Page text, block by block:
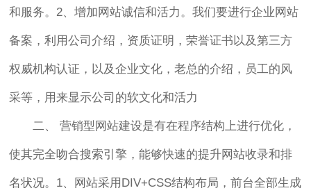
和服务。2、增加网站诚信和活力。我们要进行企业网站
备案，利用公司介绍，资质证明，荣誉证书以及第三方
权威机构认证，以及企业文化，老总的介绍，员工的风
采等，用来显示公司的软文化和活力
二、 营销型网站建设是有在程序结构上进行优化，
使其完全吻合搜索引擎，能够快速的提升网站收录和排
名状况。1、网站采用DIV+CSS结构布局，前台全部生成